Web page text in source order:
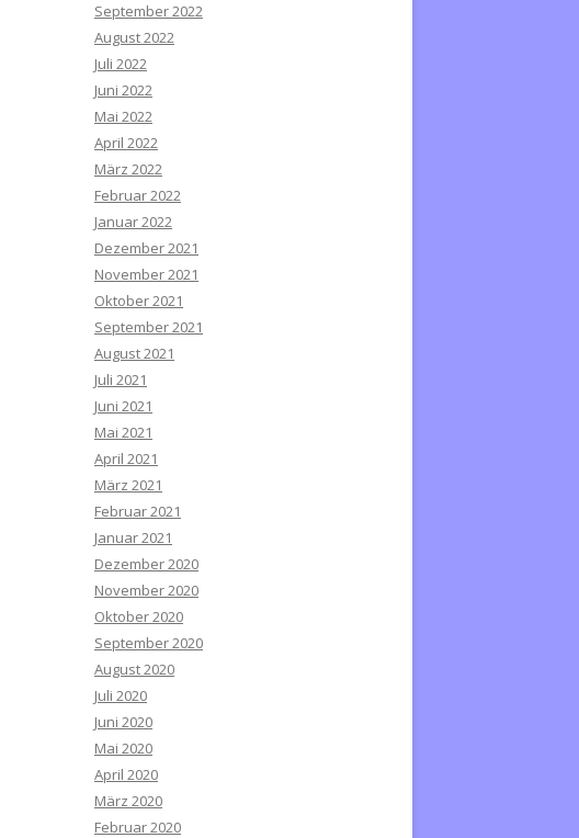
September 2022
August 2022
Juli 2022
Juni 2022
Mai 2022
April 2022
März 2022
Februar 2022
Januar 2022
Dezember 2021
November 2021
Oktober 2021
September 2021
August 2021
Juli 2021
Juni 2021
Mai 2021
April 2021
März 2021
Februar 2021
Januar 2021
Dezember 2020
November 2020
Oktober 2020
September 2020
August 2020
Juli 2020
Juni 2020
Mai 2020
April 2020
März 2020
Februar 2020